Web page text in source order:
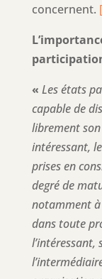
concernent.
« Les états
capable de
librement
intéressant,
prises en
degré de
notamment à
dans toute